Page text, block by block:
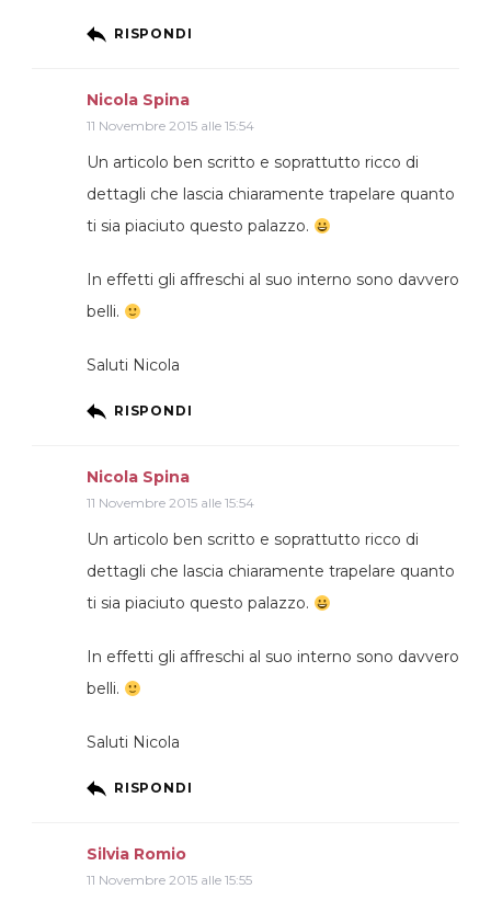
RISPONDI
Nicola Spina
11 Novembre 2015 alle 15:54
Un articolo ben scritto e soprattutto ricco di
dettagli che lascia chiaramente trapelare quanto
ti sia piaciuto questo palazzo.
In effetti gli affreschi al suo interno sono davvero
belli.
Saluti Nicola
RISPONDI
Nicola Spina
11 Novembre 2015 alle 15:54
Un articolo ben scritto e soprattutto ricco di
dettagli che lascia chiaramente trapelare quanto
ti sia piaciuto questo palazzo.
In effetti gli affreschi al suo interno sono davvero
belli.
Saluti Nicola
RISPONDI
Silvia Romio
11 Novembre 2015 alle 15:55